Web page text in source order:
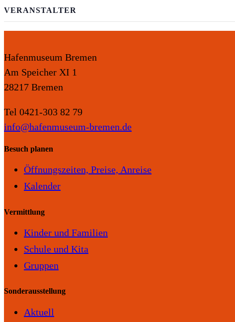
VERANSTALTER
Hafenmuseum Bremen
Am Speicher XI 1
28217 Bremen
Tel 0421-303 82 79
info@hafenmuseum-bremen.de
Besuch planen
Öffnungszeiten, Preise, Anreise
Kalender
Vermittlung
Kinder und Familien
Schule und Kita
Gruppen
Sonderausstellung
Aktuell